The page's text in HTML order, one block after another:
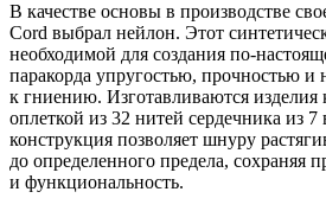
В качестве основы в производстве
Cord выбрал нейлон. Этот
необходимой для создания по-
паракорда упругостью, прочностью
к гниению. Изготавливаются изделия
оплеткой из 32 нитей сердечника из 7
конструкция позволяет шнуру
до определенного предела, сохраняя
и функциональность.